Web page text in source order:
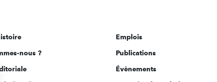
nous ?
Emplois
Publications
Évènements